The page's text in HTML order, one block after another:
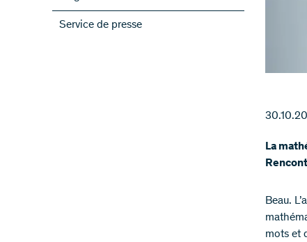
S’abonner aux newsletter des PRN
ScienceGeist
Service de presse
La
Beau.
mots et